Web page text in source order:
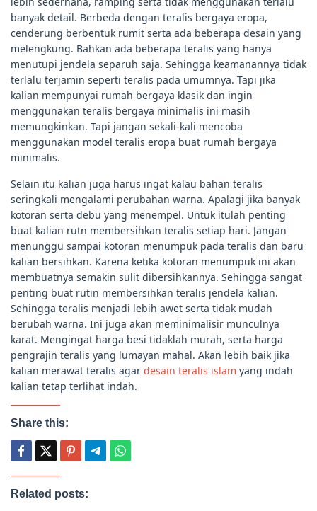
banyak detail. Berbeda dengan teralis bergaya eropa,
cenderung berbentuk rumit serta ada beberapa desain yang
melengkung. Bahkan ada beberapa teralis yang hanya
menutupi jendela separuh saja. Sehingga keamanannya tidak
terlalu terjamin seperti teralis pada umumnya. Tapi jika
kalian mempunyai rumah bergaya klasik dan ingin
menggunakan teralis bergaya minimalis ini masih
memungkinkan. Tapi jangan sekali-kali mencoba
menggunakan model teralis eropa buat rumah bergaya
minimalis.
Selain itu kalian juga harus ingat kalau bahan teralis
seringkali mengalami perubahan warna. Apalagi jika banyak
kotoran serta debu yang menempel. Untuk itulah penting
buat kalian rutn membersihkan teralis setiap hari. Jangan
menunggu sampai kotoran menumpuk pada teralis dan baru
kalian bersihkan. Karena ketika kotoran menumpuk ini akan
membuatnya semakin sulit dibersihkannya. Sehingga sangat
penting buat rutin membersihkan teralis jendela kalian.
Sehingga teralis menjadi lebih awet serta tidak mudah
berubah warna. Ini juga akan meminimalisir munculnya
karat. Mengingat harga besi tidaklah murah, serta harga
pengrajin teralis yang lumayan mahal. Akan lebih baik jika
kalian merawat teralis agar desain teralis islam yang indah
kalian tetap terlihat indah.
Share this:
Related posts: